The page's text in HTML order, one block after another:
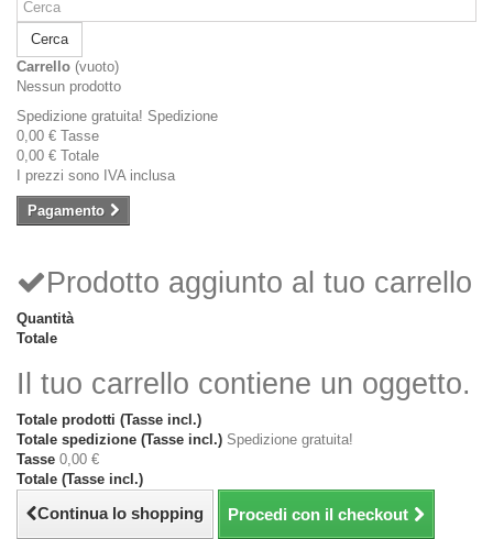
Cerca
Carrello (vuoto)
Nessun prodotto
Spedizione gratuita! Spedizione
0,00 € Tasse
0,00 € Totale
I prezzi sono IVA inclusa
Pagamento
Prodotto aggiunto al tuo carrello
Quantità
Totale
Il tuo carrello contiene un oggetto.
Totale prodotti (Tasse incl.)
Totale spedizione (Tasse incl.) Spedizione gratuita!
Tasse 0,00 €
Totale (Tasse incl.)
Continua lo shopping Procedi con il checkout